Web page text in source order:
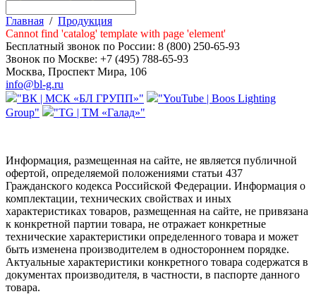
Главная / Продукция
Cannot find 'catalog' template with page 'element'
Бесплатный звонок по России: 8 (800) 250-65-93
Звонок по Москве: +7 (495) 788-65-93
Москва, Проспект Мира, 106
info@bl-g.ru
"ВК | МСК «БЛ ГРУПП»"
"YouTube | Boos Lighting
Group"
"TG | ТМ «Галад»"
Информация, размещенная на сайте, не является публичной
офертой, определяемой положениями статьи 437
Гражданского кодекса Российской Федерации. Информация о
комплектации, технических свойствах и иных
характеристиках товаров, размещенная на сайте, не привязана
к конкретной партии товара, не отражает конкретные
технические характеристики определенного товара и может
быть изменена производителем в одностороннем порядке.
Актуальные характеристики конкретного товара содержатся в
документах производителя, в частности, в паспорте данного
товара.